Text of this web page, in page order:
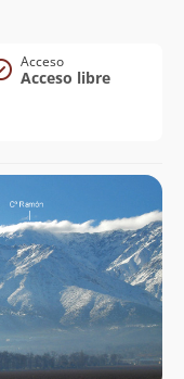
Acceso
Acceso libre